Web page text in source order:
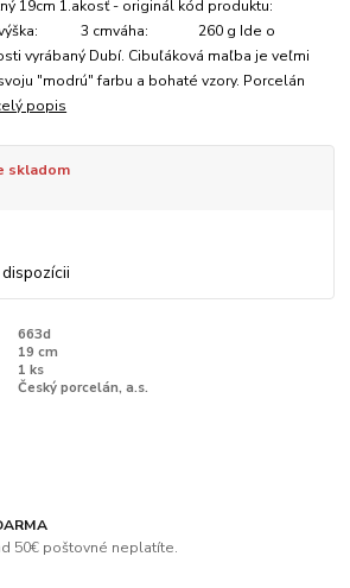
19cm 1.akosť - originál kód produktu:
3 cmváha: 260 g Ide o
vyrábaný Dubí. Cibuľáková maľba je veľmi
"modrú" farbu a bohaté vzory. Porcelán
popis
skladom
663d
19 cm
1 ks
Český porcelán, a.s.
50€ poštovné neplatíte.